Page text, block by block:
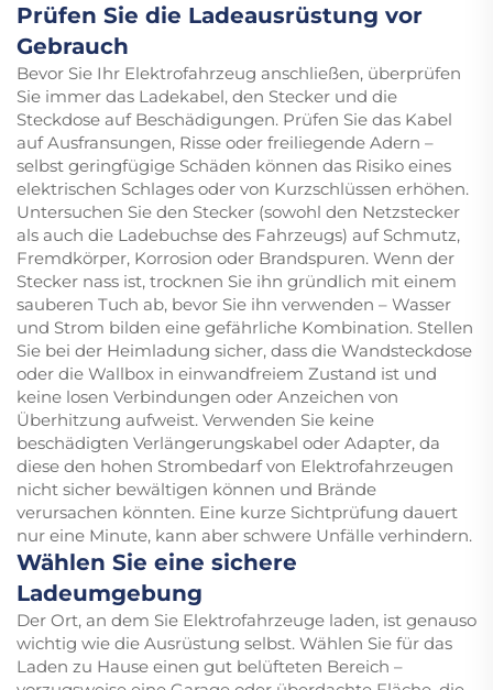
Prüfen Sie die Ladeausrüstung vor
Gebrauch
Bevor Sie Ihr Elektrofahrzeug anschließen, überprüfen
Sie immer das Ladekabel, den Stecker und die
Steckdose auf Beschädigungen. Prüfen Sie das Kabel
auf Ausfransungen, Risse oder freiliegende Adern –
selbst geringfügige Schäden können das Risiko eines
elektrischen Schlages oder von Kurzschlüssen erhöhen.
Untersuchen Sie den Stecker (sowohl den Netzstecker
als auch die Ladebuchse des Fahrzeugs) auf Schmutz,
Fremdkörper, Korrosion oder Brandspuren. Wenn der
Stecker nass ist, trocknen Sie ihn gründlich mit einem
sauberen Tuch ab, bevor Sie ihn verwenden – Wasser
und Strom bilden eine gefährliche Kombination. Stellen
Sie bei der Heimladung sicher, dass die Wandsteckdose
oder die Wallbox in einwandfreiem Zustand ist und
keine losen Verbindungen oder Anzeichen von
Überhitzung aufweist. Verwenden Sie keine
beschädigten Verlängerungskabel oder Adapter, da
diese den hohen Strombedarf von Elektrofahrzeugen
nicht sicher bewältigen können und Brände
verursachen könnten. Eine kurze Sichtprüfung dauert
nur eine Minute, kann aber schwere Unfälle verhindern.
Wählen Sie eine sichere
Ladeumgebung
Der Ort, an dem Sie Elektrofahrzeuge laden, ist genauso
wichtig wie die Ausrüstung selbst. Wählen Sie für das
Laden zu Hause einen gut belüfteten Bereich –